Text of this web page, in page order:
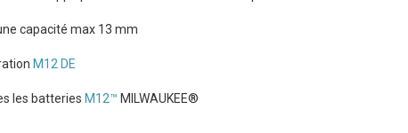
capacité max 13 mm
M12 DE
les batteries M12™ MILWAUKEE®